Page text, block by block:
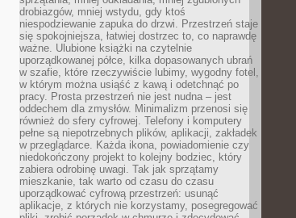
drobiazgów, mniej wstydu, gdy ktoś
niespodziewanie zapuka do drzwi. Przestrzeń staje
się spokojniejsza, łatwiej dostrzec to, co naprawdę
ważne. Ulubione książki na czytelnie
uporządkowanej półce, kilka dopasowanych ubrań
w szafie, które rzeczywiście lubimy, wygodny fotel,
w którym można usiąść z kawą i odetchnąć po
pracy. Prosta przestrzeń nie jest nudna – jest
oddechem dla zmysłów. Minimalizm przenosi się
również do sfery cyfrowej. Telefony i komputery
pełne są niepotrzebnych plików, aplikacji, zakładek
w przeglądarce. Każda ikona, powiadomienie czy
niedokończony projekt to kolejny bodziec, który
zabiera odrobinę uwagi. Tak jak sprzątamy
mieszkanie, tak warto od czasu do czasu
uporządkować cyfrową przestrzeń: usunąć
aplikacje, z których nie korzystamy, posegregować